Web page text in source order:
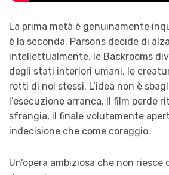
La prima metà è genuinamente
è la seconda. Parsons decide di
intellettualmente, le Backrooms
degli stati interiori umani, le
rotti di noi stessi. L’idea non è
l’esecuzione arranca. Il film perde
sfrangia, il finale volutamente
indecisione che come coraggio.
Un’opera ambiziosa che non